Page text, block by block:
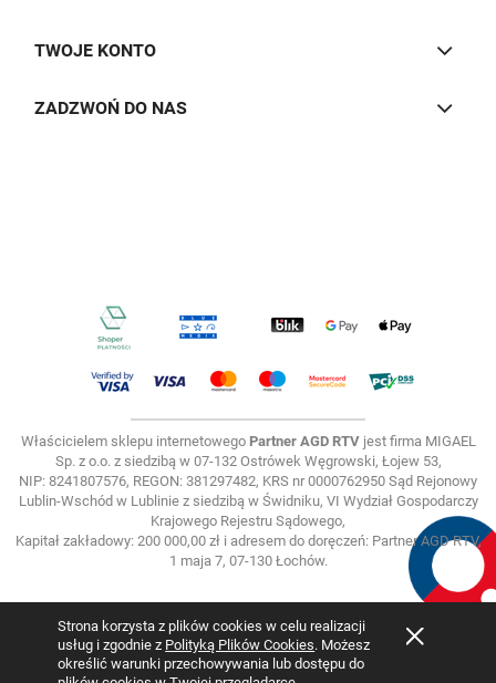
Strona korzysta z plików cookies w celu realizacji
usług i zgodnie z Polityką Plików Cookies. Możesz
określić warunki przechowywania lub dostępu do
TWOJE KONTO
ZADZWOŃ DO NAS
Właścicielem sklepu internetowego Partner AGD RTVjest firma MIGAEL
Sp. z o.o. z siedzibą w 07-132 Ostrówek Węgrowski, Łojew 53,
NIP: 8241807576, REGON: 381297482, KRS nr 0000762950 Sąd Rejonowy
Lublin-Wschód w Lublinie z siedzibą w Świdniku, VI Wydział Gospodarczy
Krajowego Rejestru Sądowego,
Kapitał zakładowy: 200 000,00 zł i adresem do doręczeń: Partner AGD RTV,
1 maja 7, 07-130 Łochów.
Pokaż pełną wersję strony